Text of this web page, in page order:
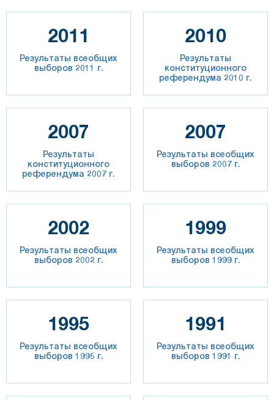
2011
Результаты всеобщих
выборов 2011 г.
2010
Результаты
конституционного
референдума 2010 г.
2007
Результаты
конституционного
референдума 2007 г.
2007
Результаты всеобщих
выборов 2007 г.
2002
Результаты всеобщих
выборов 2002 г.
1999
Результаты всеобщих
выборов 1999 г.
1995
Результаты всеобщих
выборов 1995 г.
1991
Результаты всеобщих
выборов 1991 г.